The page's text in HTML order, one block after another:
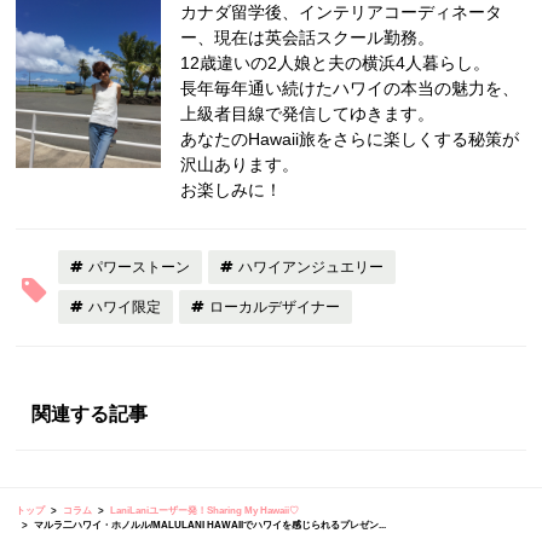
カナダ留学後、インテリアコーディネータ
ー、現在は英会話スクール勤務。
12歳違いの2人娘と夫の横浜4人暮らし。
長年毎年通い続けたハワイの本当の魅力を、
上級者目線で発信してゆきます。
あなたのHawaii旅をさらに楽しくする秘策が
沢山あります。
お楽しみに！
パワーストーン ハワイアンジュエリー
ハワイ限定 ローカルデザイナー
関連する記事
トップ コラム
LaniLaniユーザー発！Sharing My Hawaii♡
マルラ二ハワイ・ホノルル/MALULANI HAWAIIでハワイを感じられるプレゼン...